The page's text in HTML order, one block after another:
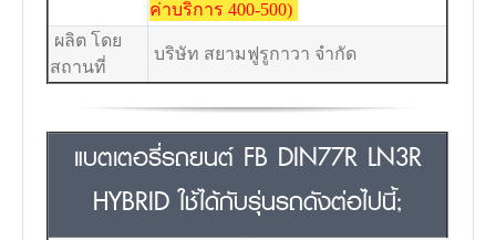
ค่าบริการ 400-500)
ผลิต โดย
สถานที่
บริษัท สยามฟูรูกาวา จำกัด
แบตเตอรี่รถยนต์ FB DIN77R LN3R
HYBRID ใช้ได้กับรุ่นรถดังต่อไปนี้;